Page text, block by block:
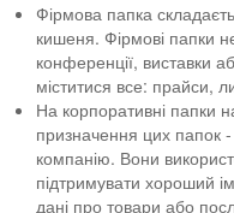
Фірмова папка
кишеня. Фірмові папки
конференції, виставки
міститися все: прайси,
На корпоративні папки
призначення цих папок
компанію. Вони
підтримувати хороший
дані про товари або